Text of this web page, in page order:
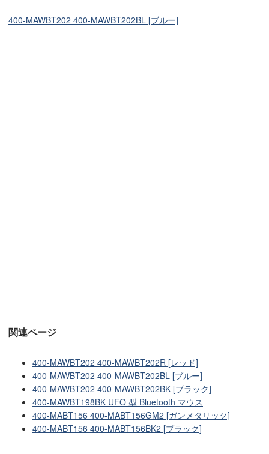
400-MAWBT202 400-MAWBT202BL [ブルー]
関連ページ
400-MAWBT202 400-MAWBT202R [レッド]
400-MAWBT202 400-MAWBT202BL [ブルー]
400-MAWBT202 400-MAWBT202BK [ブラック]
400-MAWBT198BK UFO 型 Bluetooth マウス
400-MABT156 400-MABT156GM2 [ガンメタリック]
400-MABT156 400-MABT156BK2 [ブラック]